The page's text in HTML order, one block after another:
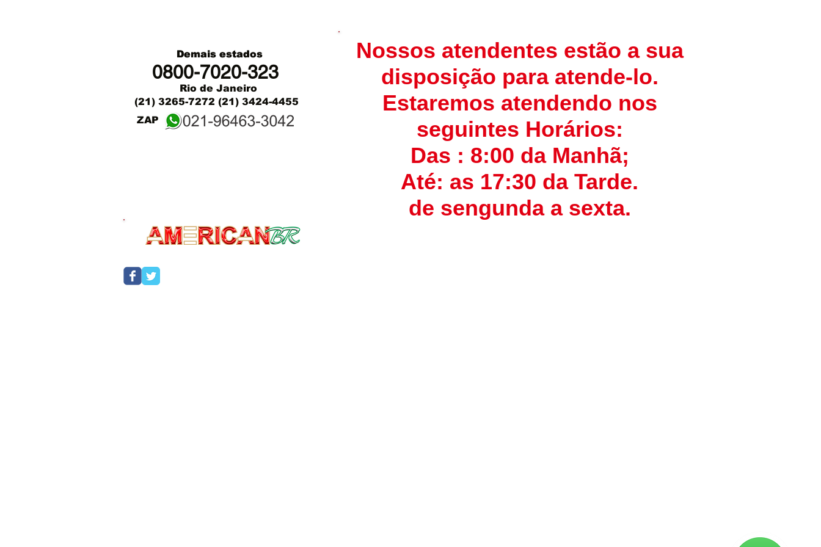
Demais estados
Demais estados
0800-7020-323
Rio de Janeiro
(21) 3265-7272 (21) 3424-4455
ZAP
Nossos atendentes estão a sua
disposição para atende-lo.
Estaremos atendendo nos
seguintes Horários:
Das : 8:00 da Manhã;
Até: as 17:30 da Tarde.
de sengunda a sexta.